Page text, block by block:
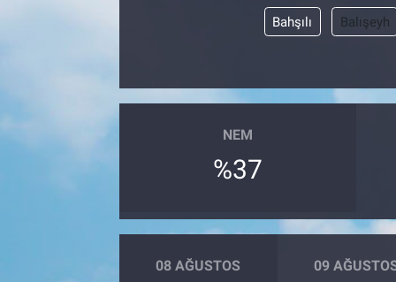
Bahşılı Balışeyh
NEM
%37
08 AĞUSTOS 09